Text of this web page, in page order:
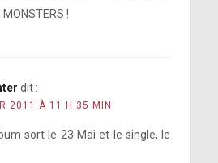
!
dit :
2011 À 11 H 35 MIN
sort le 23 Mai et le single, le